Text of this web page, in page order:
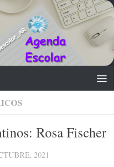
Rosa Fischer
2021